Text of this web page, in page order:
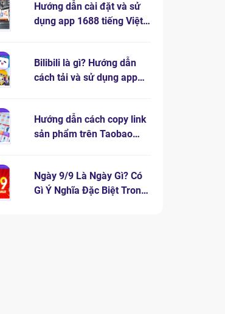
Hướng dẫn cài đặt và sử
dụng app 1688 tiếng Việt
Bilibili là gì? Hướng dẫn
cách tải và sử dụng app
Hướng dẫn cách copy link
sản phẩm trên Taobao
Ngày 9/9 Là Ngày Gì? Có
Gì Ý Nghĩa Đặc Biệt Trong